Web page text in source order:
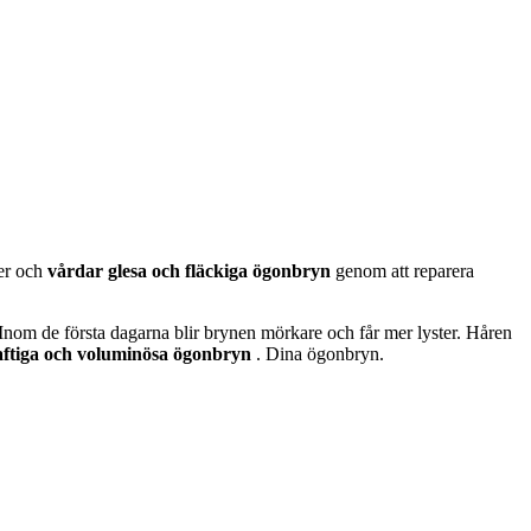
och vårdar glesa och fläckiga ögonbryn genom att reparera
de första dagarna blir brynen mörkare och får mer lyster. Håren
och voluminösa ögonbryn . Dina ögonbryn.